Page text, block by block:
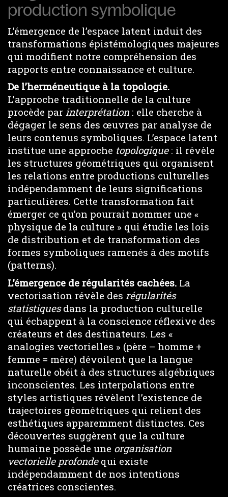
production symbolique
L’émergence de l’espace latent induit des
transformations épistémologiques majeures
qui modifient notre compréhension des
rapports entre connaissance et culture.
De l’herméneutique à la topologie.
L’approche traditionnelle de la culture
procède par interprétation: elle cherche à
dégager le sens des œuvres par analyse de
leurs contenus symboliques. L’espace latent
institue une approche topologique: il révèle
les structures géométriques qui organisent
les relations entre productions culturelles
indépendamment de leurs significations
particulières. Cette transformation fait
émerger ce qu’on pourrait nommer une «
physique de la culture » qui étudie les lois
de distribution et de transformation des
formes symboliques ramenés à des motifs
(patterns).
L’émergence de régularités cachées. La
vectorisation révèle des régularités
statistiquesdans la production culturelle
qui échappent à la conscience réflexive des
créateurs et des destinateurs. Les «
analogies vectorielles » (père – homme +
femme = mère) dévoilent que la langue
naturelle obéit à des structures algébriques
inconscientes. Les interpolations entre
styles artistiques révèlent l’existence de
trajectoires géométriques qui relient des
esthétiques apparemment distinctes. Ces
découvertes suggèrent que la culture
humaine possède une organisation
vectorielleprofondequi existe
indépendamment de nos intentions
créatrices conscientes.